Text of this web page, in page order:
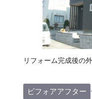
リフォーム完成後の
ビフォアアフター